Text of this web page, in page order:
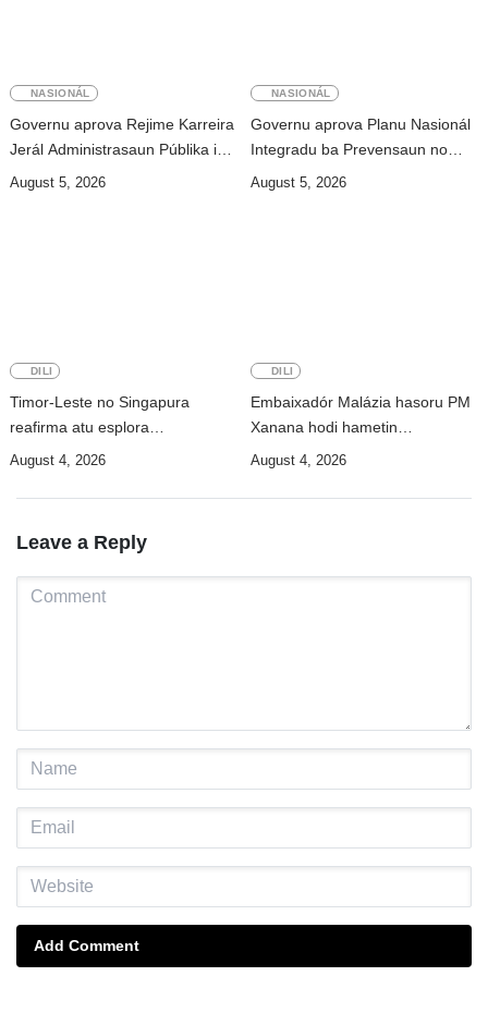
NASIONÁL
Governu aprova Rejime Karreira
Jerál Administrasaun Públika iha
2026
August 5, 2026
NASIONÁL
Governu aprova Planu Nasionál
Integradu ba Prevensaun no
Kombate Rede Transnasionál
August 5, 2026
DILI
Timor-Leste no Singapura
reafirma atu esplora
oportunidade iha interese komun
August 4, 2026
DILI
Embaixadór Malázia hasoru PM
Xanana hodi hametin
kooperasaun bilaterál
August 4, 2026
Leave a Reply
Add Comment